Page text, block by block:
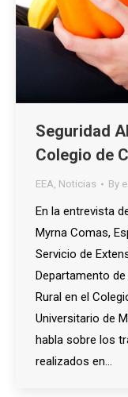
Seguridad
Colegio de
EEA, Noticias By
En la entrevista
Myrna Comas,
Servicio de
Departamento
Rural en el
Universitario de
habla sobre los
realizados en…